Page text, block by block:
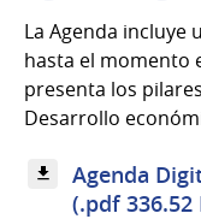
La Agenda incluye
hasta el momento
presenta los
Desarrollo
Agenda
(.pdf 336.52